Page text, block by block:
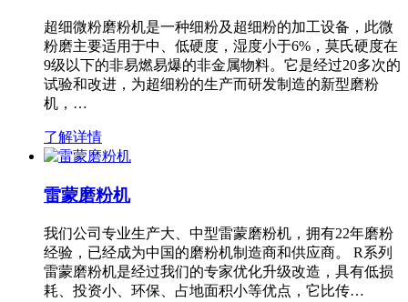
超细微粉磨粉机是一种细粉及超细粉的加工设备，此微
粉磨主要适用于中、低硬度，湿度小于6%，莫氏硬度在
9级以下的非易燃易爆的非金属物料。它是经过20多次的
试验和改进，为超细粉的生产而研发制造的新型磨粉
机，…
了解详情
雷蒙磨粉机
我们公司专业生产大、中型雷蒙磨粉机，拥有22年磨粉
经验，已经成为中国的磨粉机制造商和供应商。 R系列
雷蒙磨粉机是经过我们的专家优化升级改造，具有低损
耗、投资小、环保、占地面积小等优点，它比传…